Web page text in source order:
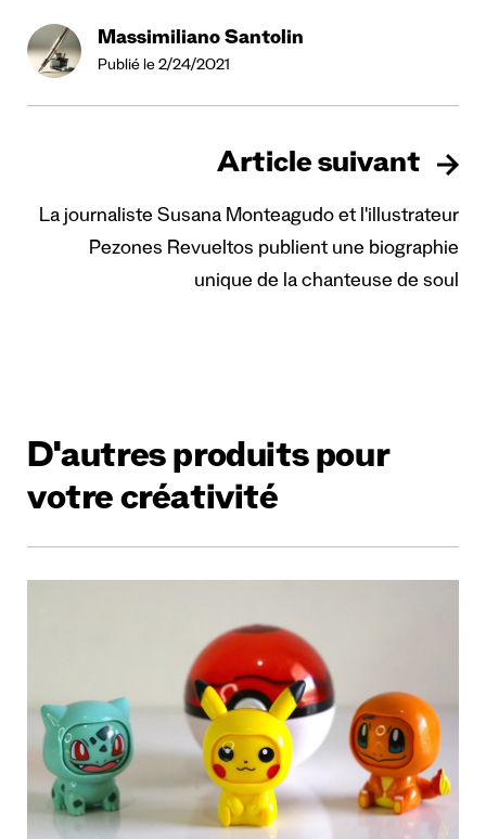
Massimiliano Santolin
Publié le 2/24/2021
Article suivant
La journaliste Susana Monteagudo et l'illustrateur
Pezones Revueltos publient une biographie
unique de la chanteuse de soul
D'autres produits pour
votre créativité